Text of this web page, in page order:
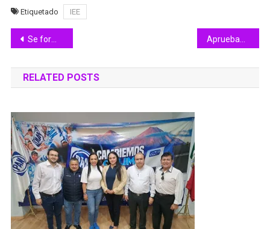
Etiquetado IEE
Navegación
de
entradas
Se formó la primera Tormenta Tropical “Adrian” en el Pacífico
RELATED POSTS